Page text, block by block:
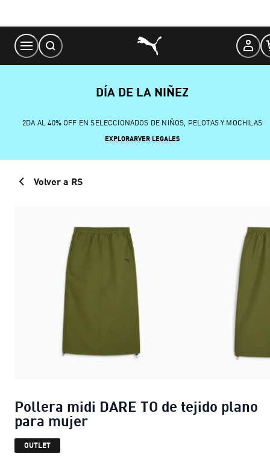
Content
DÍA DE LA NIÑEZ
2DA AL 40% OFF EN SELECCIONADOS DE NIÑOS, PELOTAS Y MOCHILAS
EXPLORARVER LEGALES
Volver a RS
Pollera midi DARE TO de tejido plano
para mujer
OUTLET